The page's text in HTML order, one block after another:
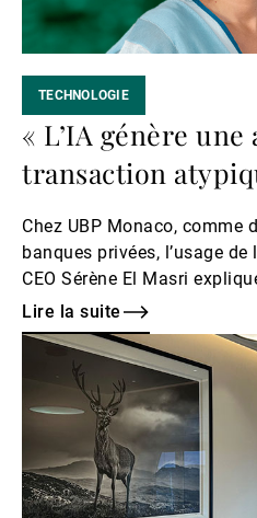
TECHNOLOGIE
« L’IA génère
transaction
Chez UBP Monaco, comme
banques privées, l’usage de
CEO Sérène El Masri
Lire la suite
Lire